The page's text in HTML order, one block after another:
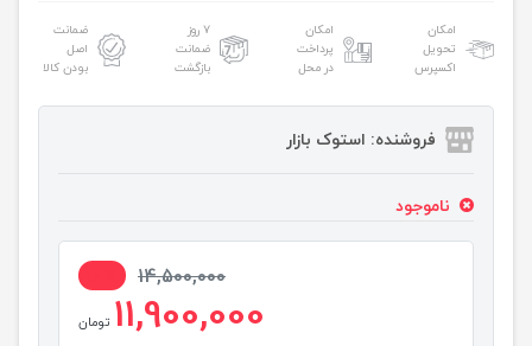
امکان
تحویل
اکسپرس
امکان
پرداخت
در محل
۷ روز
ضمانت
بازگشت
ضمانت
اصل
بودن کالا
فروشنده: استوک بازار
ناموجود
14,500,000
11,900,000 تومان